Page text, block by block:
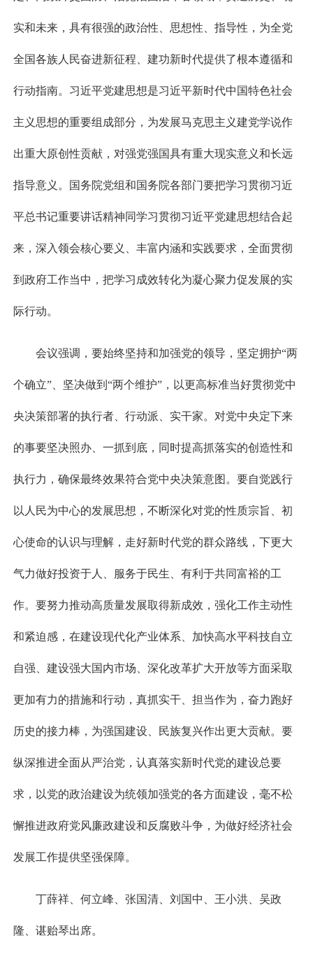
实和未来，具有很强的政治性、思想性、指导性，为全党
全国各族人民奋进新征程、建功新时代提供了根本遵循和
行动指南。习近平党建思想是习近平新时代中国特色社会
主义思想的重要组成部分，为发展马克思主义建党学说作
出重大原创性贡献，对强党强国具有重大现实意义和长远
指导意义。国务院党组和国务院各部门要把学习贯彻习近
平总书记重要讲话精神同学习贯彻习近平党建思想结合起
来，深入领会核心要义、丰富内涵和实践要求，全面贯彻
到政府工作当中，把学习成效转化为凝心聚力促发展的实
际行动。
会议强调，要始终坚持和加强党的领导，坚定拥护“两
个确立”、坚决做到“两个维护”，以更高标准当好贯彻党中
央决策部署的执行者、行动派、实干家。对党中央定下来
的事要坚决照办、一抓到底，同时提高抓落实的创造性和
执行力，确保最终效果符合党中央决策意图。要自觉践行
以人民为中心的发展思想，不断深化对党的性质宗旨、初
心使命的认识与理解，走好新时代党的群众路线，下更大
气力做好投资于人、服务于民生、有利于共同富裕的工
作。要努力推动高质量发展取得新成效，强化工作主动性
和紧迫感，在建设现代化产业体系、加快高水平科技自立
自强、建设强大国内市场、深化改革扩大开放等方面采取
更加有力的措施和行动，真抓实干、担当作为，奋力跑好
历史的接力棒，为强国建设、民族复兴作出更大贡献。要
纵深推进全面从严治党，认真落实新时代党的建设总要
求，以党的政治建设为统领加强党的各方面建设，毫不松
懈推进政府党风廉政建设和反腐败斗争，为做好经济社会
发展工作提供坚强保障。
丁薛祥、何立峰、张国清、刘国中、王小洪、吴政
隆、谌贻琴出席。